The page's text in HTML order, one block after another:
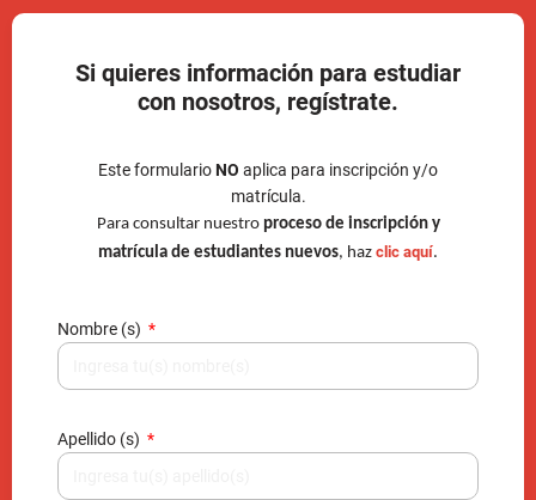
Si quieres información para estudiar
con nosotros, regístrate.
Este formularioNO aplica para inscripción y/o
matrícula.
Para consultar nuestro proceso de inscripción y
matrícula de estudiantes nuevos, haz clic aquí.
Nombre (s)
Apellido (s)